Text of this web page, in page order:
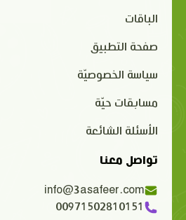
الباقات
صفحة التطبيق
سياسة الخصوصيّة
مسابقات حيّة
الأسئلة الشائعة
تواصل معنا
info@3asafeer.com
00971502810151